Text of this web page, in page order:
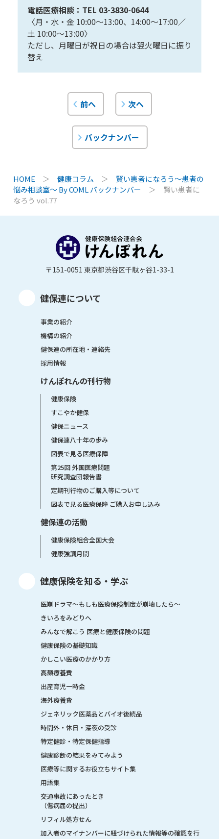
電話医療相談：TEL 03-3830-0644
〈月・水・金 10:00〜13:00、14:00〜17:00／
土 10:00〜13:00〉
ただし、月曜日が祝日の場合は翌火曜日に振り
替え
前へ 次へ
バックナンバー
HOME ＞ 健康コラム ＞ 賢い患者になろう〜患者の
悩み相談室〜 By COML バックナンバー ＞ 賢い患者に
なろう vol.77
〒151-0051 東京都渋谷区千駄ヶ谷1-33-1
健保連について
事業の紹介
機構の紹介
健保連の所在地・連絡先
採用情報
けんぽれんの刊行物
健康保険
すこやか健保
健保ニュース
健保連八十年の歩み
図表で見る医療保障
第25回 外国医療問題
研究調査団報告書
定期刊行物のご購入等について
図表で見る医療保障 ご購入お申し込み
健保連の活動
健康保険組合全国大会
健康強調月間
健康保険を知る・学ぶ
医崩ドラマ〜もしも医療保険制度が崩壊したら〜
きいろをみどりへ
みんなで解こう 医療と健康保険の問題
健康保険の基礎知識
かしこい医療のかかり方
高額療養費
出産育児一時金
海外療養費
ジェネリック医薬品とバイオ後続品
時間外・休日・深夜の受診
特定健診・特定保健指導
健康診断の結果をみてみよう
医療等に関するお役立ちサイト集
用語集
交通事故にあったとき
（傷病届の提出）
リフィル処方せん
加入者のマイナンバーに紐づけられた情報等の確認を行